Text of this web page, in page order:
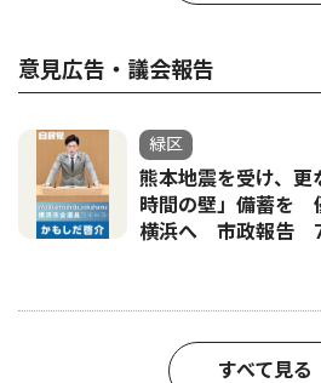
意見広告・議会報告
緑区
熊本地震を受け、
時間の壁」備蓄を
横浜へ 市政報告
すべて見る